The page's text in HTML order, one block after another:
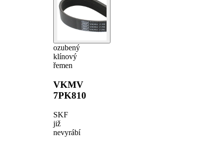
ozubený
klínový
řemen
VKMV
7PK810
SKF
již
nevyrábí